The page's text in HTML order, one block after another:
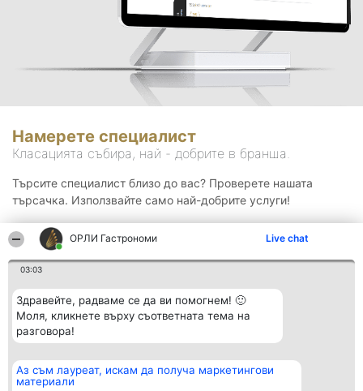
ОРЛИ Гастрономи Live chat
03:03
Здравейте, радваме се да ви помогнем! 🙂
Моля, кликнете върху съответната тема на
разговора!
Аз съм лауреат, искам да получа маркетингови
материали
Намерете специалист
Класацията събира, най - добрите в бранша.
Търсите специалист близо до вас? Проверете нашата
търсачка. Използвайте само най-добрите услуги!
Организатор на
класиране
Класация Контакти